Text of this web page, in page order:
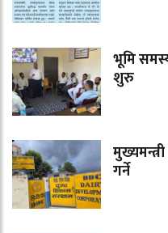
भूमि
शुरु
गर्ने